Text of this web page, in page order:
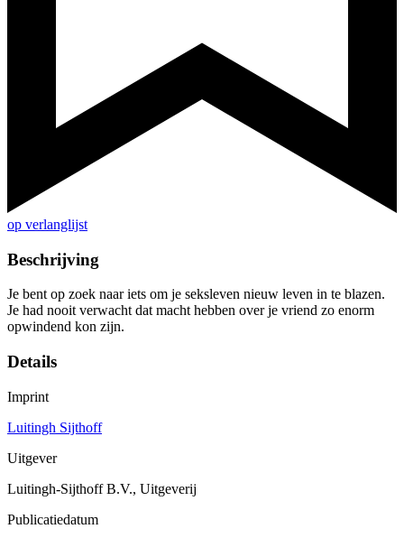
op verlanglijst
Beschrijving
Je bent op zoek naar iets om je seksleven nieuw leven in te blazen.
Je had nooit verwacht dat macht hebben over je vriend zo enorm
opwindend kon zijn.
Details
Imprint
Luitingh Sijthoff
Uitgever
Luitingh-Sijthoff B.V., Uitgeverij
Publicatiedatum